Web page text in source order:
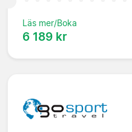
Läs mer/Boka
6 189 kr